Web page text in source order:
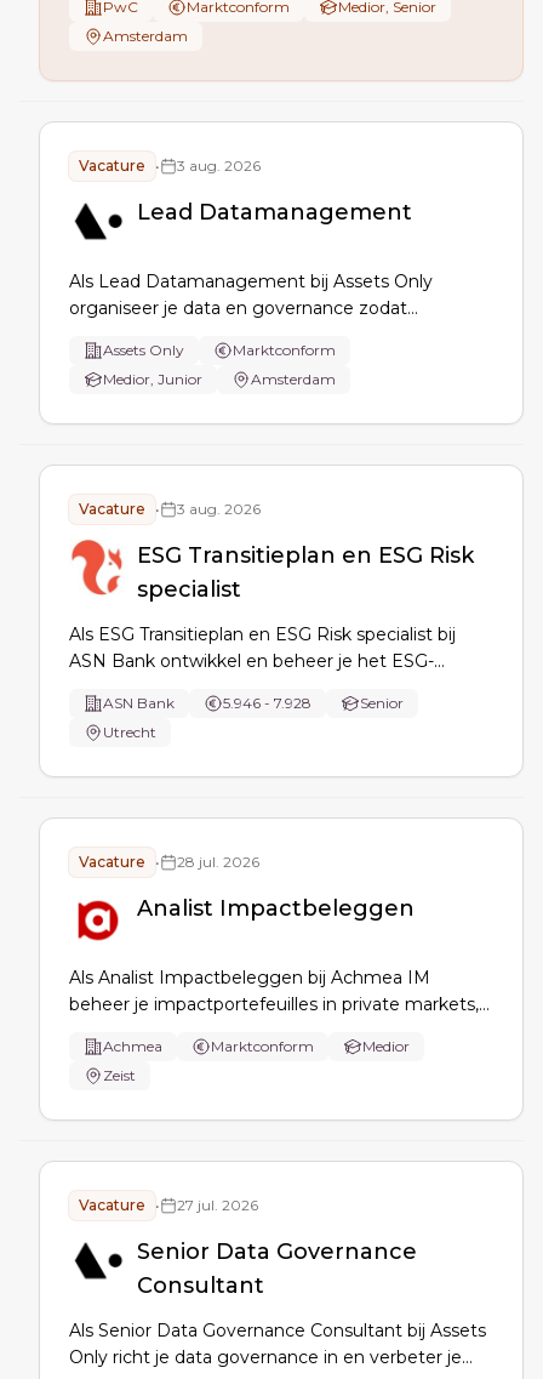
met focus op CSRD assurance. Je werkt samen
met een team van experts en ontwikkelt jezelf
PwC Marktconform
Medior, Senior
Amsterdam
Vacature • 3 aug. 2026
Lead Datamanagement
Als Lead Datamanagement bij Assets Only
organiseer je data en governance zodat
vertaalt eisen uit Risk, Compliance en ESG naar
beleid, inrichting, datakwaliteit, eigenaarschap,
Assets Only
Marktconform
Medior, Junior
Amsterdam
Vacature • 3 aug. 2026
ESG Transitieplan en ESG Risk
specialist
Als ESG Transitieplan en ESG Risk specialist bij
ASN Bank ontwikkel en beheer je het ESG-
meetbare roadmaps en KPI’s, integreer je ESG in
risk & governance en ondersteun je CSRD/ESRS
ASN Bank 5.946 - 7.928
Senior
Utrecht
Vacature • 28 jul. 2026
Analist Impactbeleggen
Als Analist Impactbeleggen bij Achmea IM
beheer je impactportefeuilles in private markets,
meet en verbeter je impact (IMM), maak je
impactrapportages en doe je research naar
Achmea Marktconform
Medior
Zeist
Vacature • 27 jul. 2026
Senior Data Governance
Consultant
Als Senior Data Governance Consultant bij Assets
Only richt je data governance in en verbeter je